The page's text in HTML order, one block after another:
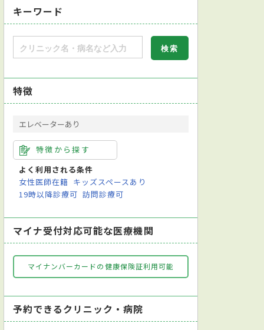
キーワード
特徴
エレベーターあり
特徴から探す
よく利用される条件
女性医師在籍 キッズスペースあり
19時以降診療可 訪問診療可
マイナ受付対応可能な医療機関
マイナンバーカードの健康保険証利用可能
予約できるクリニック・病院